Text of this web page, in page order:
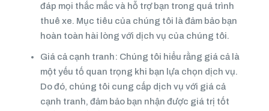
đáp mọi thắc mắc và hỗ trợ bạn trong quá trình
thuê xe. Mục tiêu của chúng tôi là đảm bảo bạn
hoàn toàn hài lòng với dịch vụ của chúng tôi.
Giá cả cạnh tranh: Chúng tôi hiểu rằng giá cả là
một yếu tố quan trọng khi bạn lựa chọn dịch vụ.
Do đó, chúng tôi cung cấp dịch vụ với giá cả
cạnh tranh, đảm bảo bạn nhận được giá trị tốt